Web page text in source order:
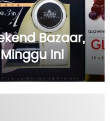
Bazaar,
Ini